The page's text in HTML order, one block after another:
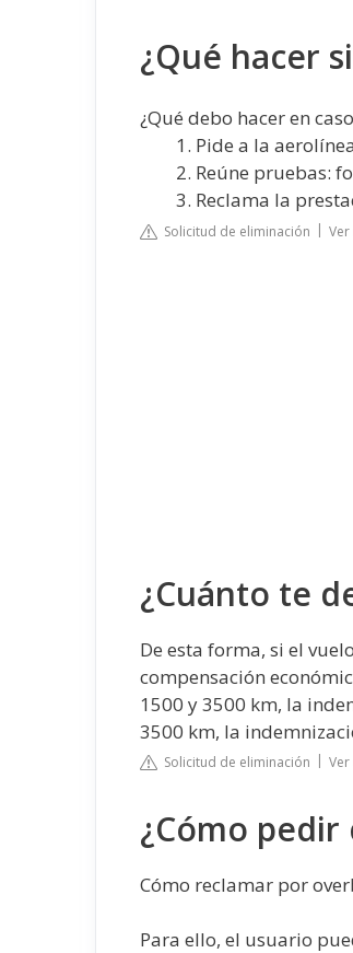
¿Qué hacer
¿Qué debo hacer en
Pide a la
Reúne pruebas:
Reclama la
Solicitud de eliminación
¿Cuánto te
De esta forma, si el
compensación
1500 y 3500 km, la
3500 km, la
Solicitud de eliminación
¿Cómo
Cómo reclamar por
Para ello, el usuario